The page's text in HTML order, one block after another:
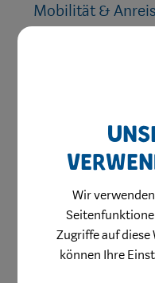
Mobilität &
Musik
Kinder & Jugend
Im Alter
Kunst & Kultur
Pflege & Soziales
Wir
Zugriffe auf diese
können Ihre